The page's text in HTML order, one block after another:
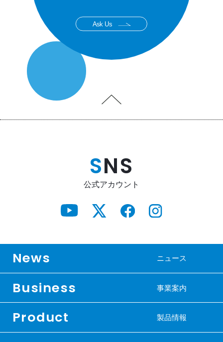
Ask Us
SNS
公式アカウント
News ニュース
Business 事業案内
Product 製品情報